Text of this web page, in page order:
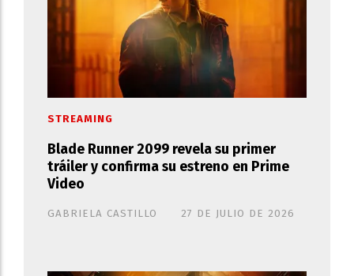
Blade Runner 2099 revela su primer
tráiler y confirma su estreno en Prime
Video
GABRIELA CASTILLO
STREAMING
27 DE JULIO DE 2026